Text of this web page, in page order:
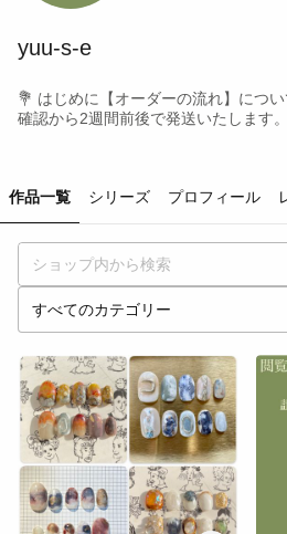
yuu-s-e
💐 はじめに【オーダーの流れ】につ
確認から2週間前後で発送いたします。
作品一覧 シリーズ プロフィール